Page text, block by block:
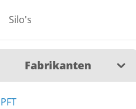
Silo's
Fabrikanten
PFT